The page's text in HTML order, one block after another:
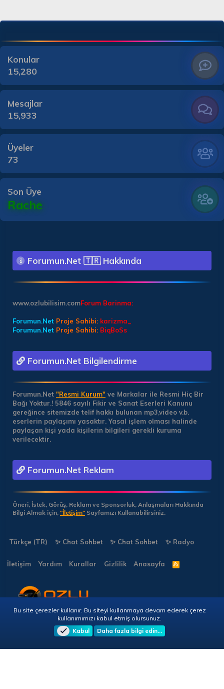
Konular
15,280
Mesajlar
15,933
Üyeler
73
Son Üye
Rache
Forumun.Net 🇹🇷 Hakkında
Forum Barinma:
www.ozlubilisim.com
Forumun.Net Proje Sahibi: karizma_
Forumun.Net Proje Sahibi: BiqBoSs
Forumun.Net Bilgilendirme
Forumun.Net "Resmi Kurum" ve Markalar ile Resmi Hiç Bir
Bağı Yoktur.! 5846 sayılı Fikir ve Sanat Eserleri Kanunu
gereğince sitemizde telif hakkı bulunan mp3,video v.b.
eserlerin paylaşımı yasaktır. Yasal işlem olması halinde
paylaşan kişi yada kişilerin bilgileri gerekli kuruma
verilecektir.
Forumun.Net Reklam
Öneri, İstek, Görüş, Reklam ve Sponsorluk, Anlaşmaları Hakkında
Bilgi Almak için, "İletişim" Sayfamızı Kullanabilirsiniz.
Türkçe (TR) ✨ Chat Sohbet ✨ Chat Sohbet ✨ Radyo
İletişim Yardım Kurallar Gizlilik Anasayfa
R
S
Copyright © 2026 🎭 Forumun.NET - Tüm Hakları Saklıdır!
Bu site çerezler kullanır. Bu siteyi kullanmaya devam ederek çerez
kullanımımızı kabul etmiş olursunuz.
Kabul
Daha fazla bilgi edin…